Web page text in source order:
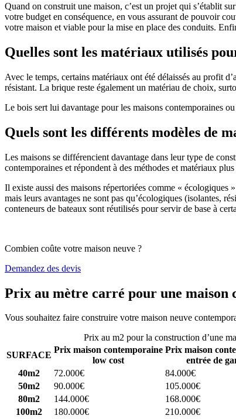
Quand on construit une maison, c’est un projet qui s’établit
votre budget en conséquence, en vous assurant de pouvoir
votre maison et viable pour la mise en place des conduits.
Quelles sont les matériaux utilisés
Avec le temps, certains matériaux ont été délaissés au profit
résistant. La brique reste également un matériau de choix,
Le bois sert lui davantage pour les maisons contemporaines
Quels sont les différents modèles de
Les maisons se différencient davantage dans leur type de
contemporaines et répondent à des méthodes et matériaux
Il existe aussi des maisons répertoriées comme « écologiques
mais leurs avantages ne sont pas qu’écologiques (isolantes,
conteneurs de bateaux sont réutilisés pour servir de base à
Combien coûte votre maison neuve ?
Demandez des devis
Prix au mètre carré pour une maison
Vous souhaitez faire construire votre maison neuve
Prix au m2 pour la construction d’une
SURFACE
Prix maison contemporaine
low cost
Prix maison
entrée de
40m2
72.000€ 84.000€
50m2
90.000€ 105.000€
80m2
144.000€ 168.000€
100m2
180.000€ 210.000€